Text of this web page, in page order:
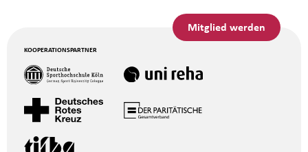
Mitglied werden
KOOPERATIONSPARTNER